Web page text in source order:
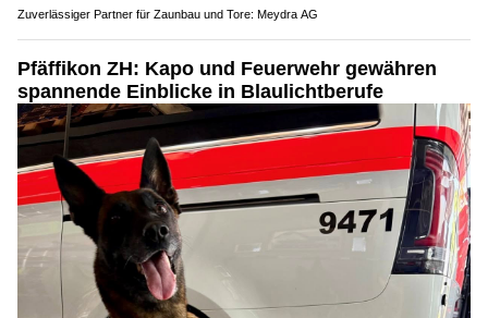
Zuverlässiger Partner für Zaunbau und Tore: Meydra AG
Pfäffikon ZH: Kapo und Feuerwehr gewähren
spannende Einblicke in Blaulichtberufe